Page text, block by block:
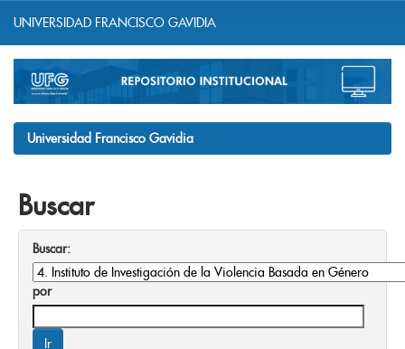
navigation
UNIVERSIDAD FRANCISCO GAVIDIA
Universidad Francisco Gavidia
Buscar
Buscar:
por